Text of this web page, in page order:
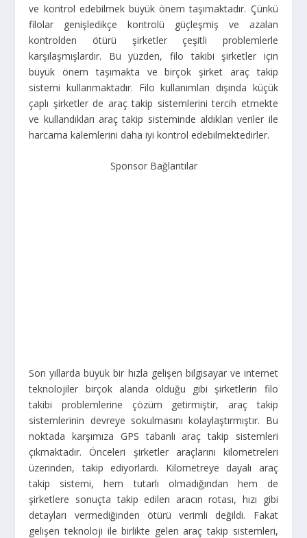
ve kontrol edebilmek büyük önem taşımaktadır. Çünkü
filolar genişledikçe kontrolü güçleşmiş ve azalan
kontrolden ötürü şirketler çeşitli problemlerle
karşılaşmışlardır. Bu yüzden, filo takibi şirketler için
büyük önem taşımakta ve birçok şirket araç takip
sistemi kullanmaktadır. Filo kullanımları dışında küçük
çaplı şirketler de araç takip sistemlerini tercih etmekte
ve kullandıkları araç takip sisteminde aldıkları veriler ile
harcama kalemlerini daha iyi kontrol edebilmektedirler.
Sponsor Bağlantılar
Son yıllarda büyük bir hızla gelişen bilgisayar ve internet
teknolojiler birçok alanda olduğu gibi şirketlerin filo
takibi problemlerine çözüm getirmiştir, araç takip
sistemlerinin devreye sokulmasını kolaylaştırmıştır. Bu
noktada karşımıza GPS tabanlı araç takip sistemleri
çıkmaktadır. Önceleri şirketler araçlarını kilometreleri
üzerinden, takip ediyorlardı. Kilometreye dayalı araç
takip sistemi, hem tutarlı olmadığından hem de
şirketlere sonuçta takip edilen aracın rotası, hızı gibi
detayları vermediğinden ötürü verimli değildi. Fakat
gelişen teknoloji ile birlikte gelen araç takip sistemleri,